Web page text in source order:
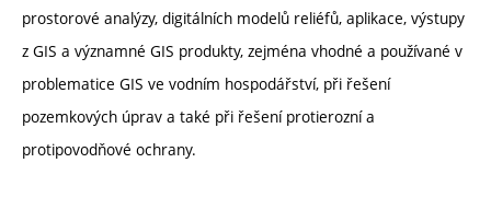
prostorové analýzy, digitálních modelů reliéfů, aplikace, výstupy
z GIS a významné GIS produkty, zejména vhodné a používané v
problematice GIS ve vodním hospodářství, při řešení
pozemkových úprav a také při řešení protierozní a
protipovodňové ochrany.